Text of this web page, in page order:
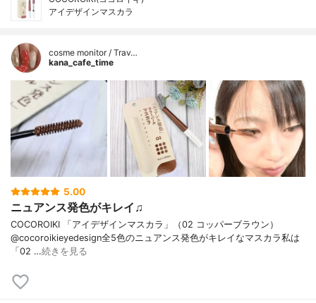
アイデザインマスカラ
cosme monitor / Trav…
kana_cafe_time
5.00
ニュアンス発色がキレイ♫
COCOROIKI 「アイデザインマスカラ」（02 コッパーブラウン）
@cocoroikieyedesign全5色のニュアンス発色がキレイなマスカラ私は
「02 …続きを見る